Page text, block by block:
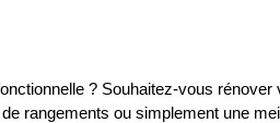
? Souhaitez-vous
rangements ou simplement une